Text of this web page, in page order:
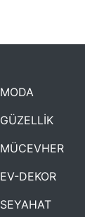
MODA
GÜZELLİK
MÜCEVHER
EV-DEKOR
SEYAHAT